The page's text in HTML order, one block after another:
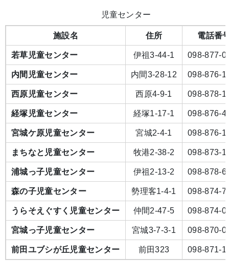
児童センター
施設名 住所 電話番
若草児童センター 伊祖3-44-1 098-877-
内間児童センター 内間3-28-12 098-876-
西原児童センター 西原4-9-1 098-878-
経塚児童センター 経塚1-17-1 098-876-
宮城ケ原児童センター 宮城2-4-1 098-876-
まちなと児童センター 牧港2-38-2 098-873-
浦城っ子児童センター 伊祖2-13-2 098-878-
森の子児童センター 勢理客1-4-1 098-874-
うらそえぐすく児童センター 仲間2-47-5 098-874-
宮城っ子児童センター 宮城3-7-3-1 098-870-
前田ユブシが丘児童センター 前田323 098-871-